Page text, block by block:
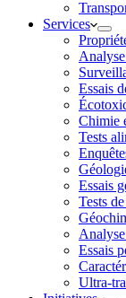
Services
Essais
Chimie
Tests
Essais
Tests
Essais
Ultra-